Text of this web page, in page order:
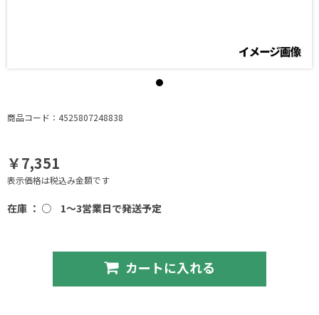
商品コード：4525807248838
￥7,351
表示価格は税込み金額です
在庫 ： ○ 1～3営業日で発送予定
カートに入れる